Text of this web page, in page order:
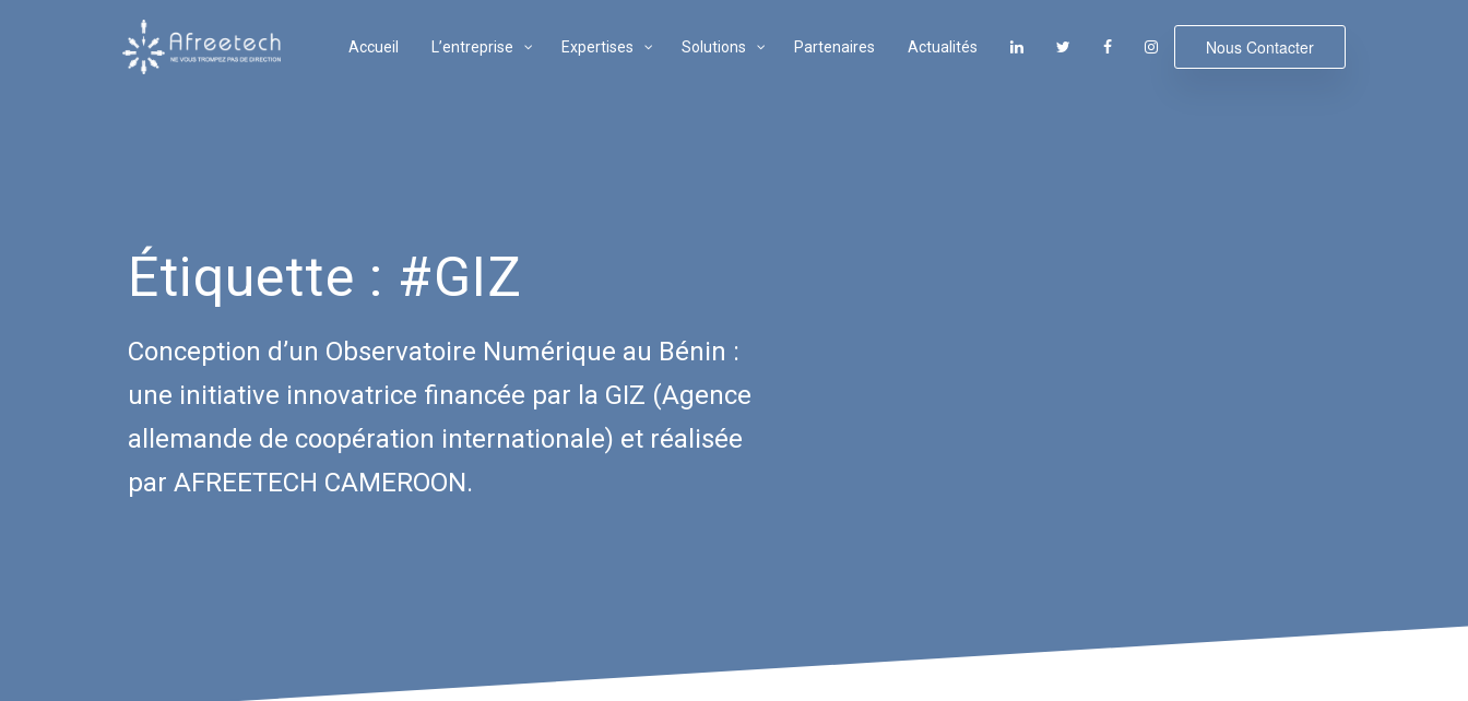
Accueil L’entreprise Expertises Solutions Partenaires Actualités Nous Contacter
Étiquette : #GIZ
Conception d’un Observatoire Numérique au Bénin :
une initiative innovatrice financée par la GIZ (Agence
allemande de coopération internationale) et réalisée
par AFREETECH CAMEROON.